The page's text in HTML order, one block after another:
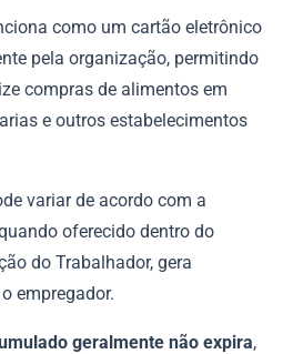
como um cartão eletrônico
pela organização, permitindo
compras de alimentos em
e outros estabelecimentos
variar de acordo com a
oferecido dentro do
do Trabalhador, gera
empregador.
geralmente não expira,